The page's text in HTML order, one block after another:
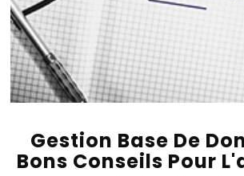
Gestion Base De
Bons Conseils Pour